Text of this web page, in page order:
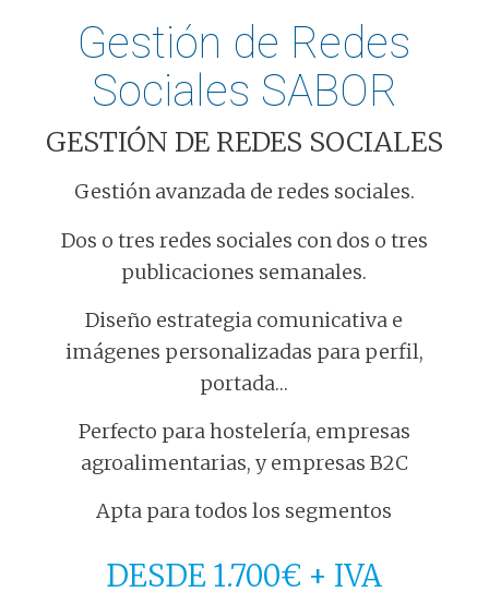
Gestión de Redes
Sociales SABOR
GESTIÓN DE REDES SOCIALES
Gestión avanzada de redes sociales.
Dos o tres redes sociales con dos o tres
publicaciones semanales.
Diseño estrategia comunicativa e
imágenes personalizadas para perfil,
portada…
Perfecto para hostelería, empresas
agroalimentarias, y empresas B2C
Apta para todos los segmentos
DESDE 1.700€ + IVA